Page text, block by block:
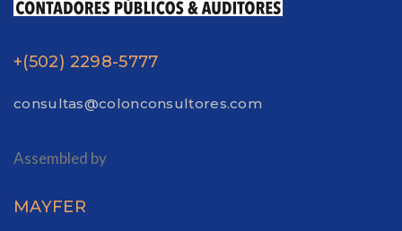
+(502) 2298-5777
consultas@colonconsultores.com
Assembled by
MAYFER